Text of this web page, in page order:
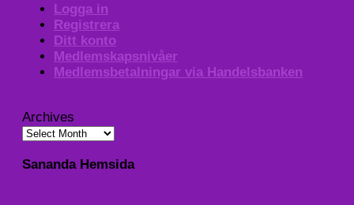
Logga in
Registrera
Ditt konto
Medlemskapsnivåer
Medlemsbetalningar via Handelsbanken
Archives
Sananda Hemsida